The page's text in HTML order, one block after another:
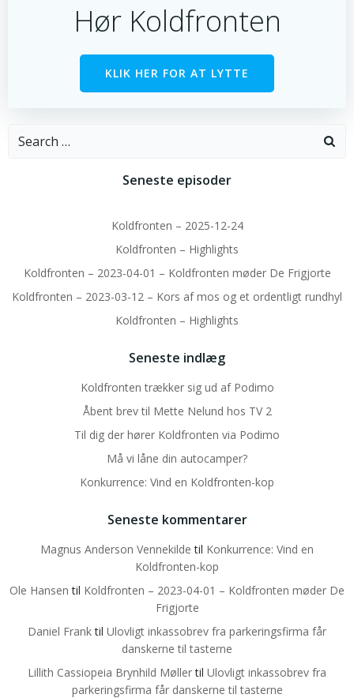
Hør Koldfronten
KLIK HER FOR AT LYTTE
Search
Seneste episoder
Koldfronten – 2025-12-24
Koldfronten – Highlights
Koldfronten – 2023-04-01 – Koldfronten møder De Frigjorte
Koldfronten – 2023-03-12 – Kors af mos og et ordentligt rundhyl
Koldfronten – Highlights
Seneste indlæg
Koldfronten trækker sig ud af Podimo
Åbent brev til Mette Nelund hos TV 2
Til dig der hører Koldfronten via Podimo
Må vi låne din autocamper?
Konkurrence: Vind en Koldfronten-kop
Seneste kommentarer
Magnus Anderson Vennekilde til Konkurrence: Vind en
Koldfronten-kop
Ole Hansen til Koldfronten – 2023-04-01 – Koldfronten møder De
Frigjorte
Daniel Franktil Ulovligt inkassobrev fra parkeringsfirma får
danskerne til tasterne
Lillith Cassiopeia Brynhild Møllertil Ulovligt inkassobrev fra
parkeringsfirma får danskerne til tasterne